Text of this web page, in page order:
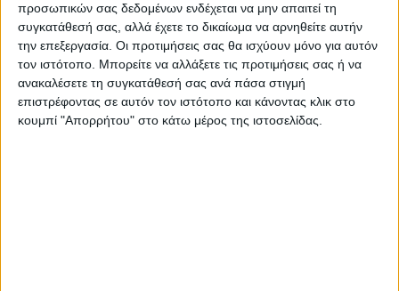
προσωπικών σας δεδομένων ενδέχεται να μην απαιτεί τη
συγκατάθεσή σας, αλλά έχετε το δικαίωμα να αρνηθείτε αυτήν
την επεξεργασία. Οι προτιμήσεις σας θα ισχύουν μόνο για αυτόν
τον ιστότοπο. Μπορείτε να αλλάξετε τις προτιμήσεις σας ή να
ανακαλέσετε τη συγκατάθεσή σας ανά πάσα στιγμή
επιστρέφοντας σε αυτόν τον ιστότοπο και κάνοντας κλικ στο
κουμπί "Απορρήτου" στο κάτω μέρος της ιστοσελίδας.
ΠΑΡΟΜΟΙΑ ΑΡΘΡΑ